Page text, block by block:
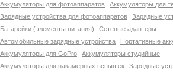
Аккумуляторы для фотоаппаратов
Аккумуляторы для
Зарядные устройства для фотоаппаратов
Зарядные
Батарейки (элементы питания)
Сетевые адаптеры
Автомобильные зарядные устройства
Портативные
Аккумуляторы для GoPro
Аккумуляторы студийные
Аккумуляторы для накамерных вспышек
Зарядные